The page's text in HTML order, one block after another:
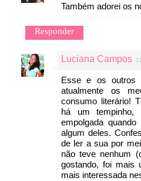
Também adorei os
Responder
Luciana Campos
Esse e os outros
atualmente os
consumo literário!
há um tempinho,
empolgada
algum deles.
de ler a sua por
não teve nenhum
gostando, foi mais
mais interessada